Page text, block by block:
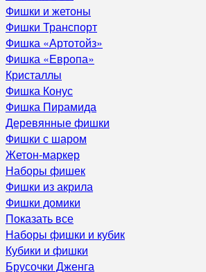
Фишки и жетоны
Фишки Транспорт
Фишка «Артотойз»
Фишка «Европа»
Кристаллы
Фишка Конус
Фишка Пирамида
Деревянные фишки
Фишки с шаром
Жетон-маркер
Наборы фишек
Фишки из акрила
Фишки домики
Показать все
Наборы фишки и кубик
Кубики и фишки
Брусочки Дженга